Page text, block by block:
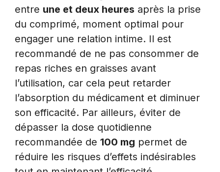
entre une et deux heures après la prise
du comprimé, moment optimal pour
engager une relation intime. Il est
recommandé de ne pas consommer de
repas riches en graisses avant
l’utilisation, car cela peut retarder
l’absorption du médicament et diminuer
son efficacité. Par ailleurs, éviter de
dépasser la dose quotidienne
recommandée de 100 mg permet de
réduire les risques d’effets indésirables